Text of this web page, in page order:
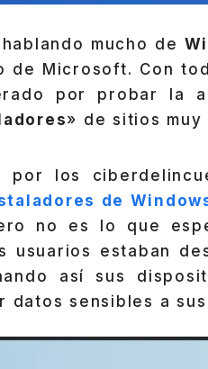
mucho de
Microsoft. Con
por probar la
» de sitios
los
de
no es lo que
usuarios estaban
así sus
sensibles a